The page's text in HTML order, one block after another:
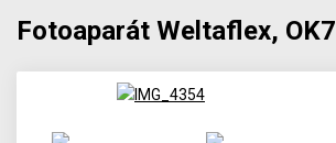
Fotoaparát Weltaflex, OK7